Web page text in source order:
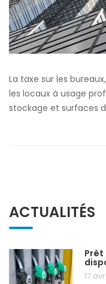
La taxe sur les
les locaux à usage
stockage et surfaces
ACTUALITÉS
Prêt
17